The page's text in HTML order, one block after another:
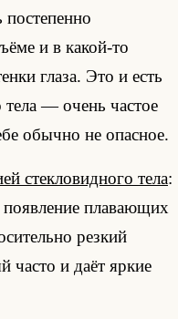
постепенно
и в какой-то
глаза. Это и есть
тела — очень частое
обычно не опасное.
стекловидного тела:
плавающих
резкий
часто и даёт яркие